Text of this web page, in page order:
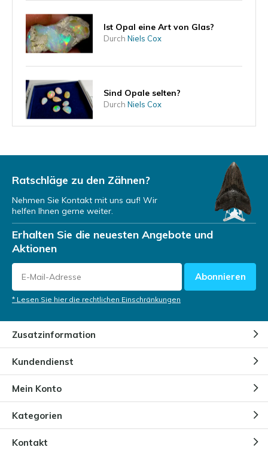
Ist Opal eine Art von Glas?
Durch Niels Cox
Sind Opale selten?
Durch Niels Cox
Kann ein Opal mit Wasser in
Durch
Wie werden Opale geformt?
DurchNiels
Namen?
Ratschläge zu den Zähnen?
Nehmen Sie Kontakt mit uns auf! Wir
helfen Ihnen gerne weiter.
Erhalten Sie die neuesten Angebote und
Aktionen
Abonnieren
* Lesen Sie hier die rechtlichen Einschränkungen
Zusatzinformation
Kundendienst
Mein Konto
Kategorien
Kontakt